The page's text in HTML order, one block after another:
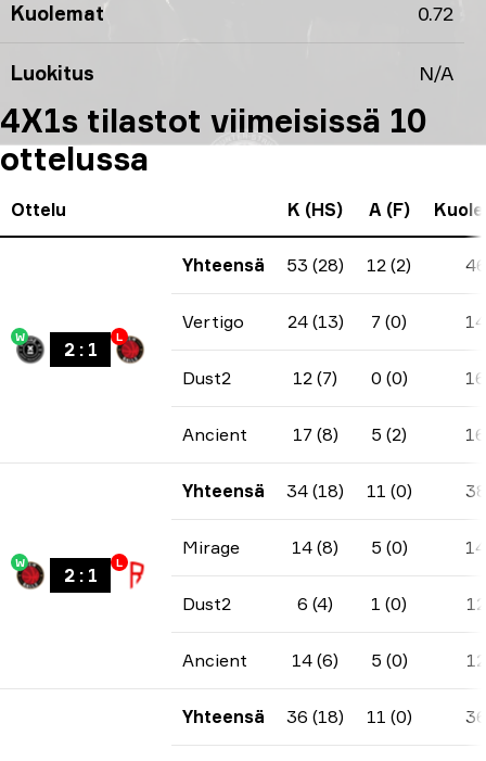
Kuolemat 0.72
Luokitus N/A
4X1s tilastot viimeisissä 10
ottelussa
Ottelu K (HS) A (F)
W
2: 1
L
Yhteensä 53 (28) 12 (2) 46
Vertigo 24 (13) 7 (0) 14
Dust2 12 (7) 0 (0) 16
Ancient 17 (8) 5 (2) 16
W
2: 1
L
Yhteensä 34 (18) 11 (0) 38
Mirage 14 (8) 5 (0) 14
Dust2 6 (4) 1 (0) 12
Ancient 14 (6) 5 (0) 12
Yhteensä 36 (18) 11 (0) 36